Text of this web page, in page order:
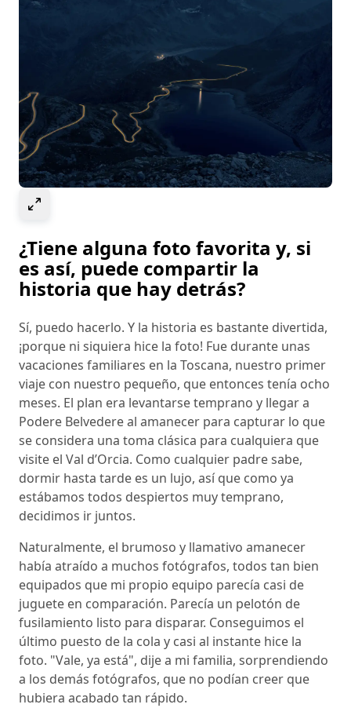
¿Tiene alguna foto favorita y, si
es así, puede compartir la
historia que hay detrás?
Sí, puedo hacerlo. Y la historia es bastante divertida,
¡porque ni siquiera hice la foto! Fue durante unas
vacaciones familiares en la Toscana, nuestro primer
viaje con nuestro pequeño, que entonces tenía ocho
meses. El plan era levantarse temprano y llegar a
Podere Belvedere al amanecer para capturar lo que
se considera una toma clásica para cualquiera que
visite el Val d’Orcia. Como cualquier padre sabe,
dormir hasta tarde es un lujo, así que como ya
estábamos todos despiertos muy temprano,
decidimos ir juntos.
Naturalmente, el brumoso y llamativo amanecer
había atraído a muchos fotógrafos, todos tan bien
equipados que mi propio equipo parecía casi de
juguete en comparación. Parecía un pelotón de
fusilamiento listo para disparar. Conseguimos el
último puesto de la cola y casi al instante hice la
foto. "Vale, ya está", dije a mi familia, sorprendiendo
a los demás fotógrafos, que no podían creer que
hubiera acabado tan rápido.